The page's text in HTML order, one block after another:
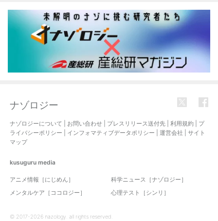
ナゾロジー
ナゾロジーについて お問い合わせ プレスリリース送付先 利用規約
プ
ライバシーポリシー
インフォマティブデータポリシー 運営会社
サイト
マップ
kusuguru media
アニメ情報［にじめん］
科学ニュース［ナゾロジー］
メンタルケア［ココロジー］
心理テスト［シンリ］
© 2017-2026 nazology. all rights reserved.